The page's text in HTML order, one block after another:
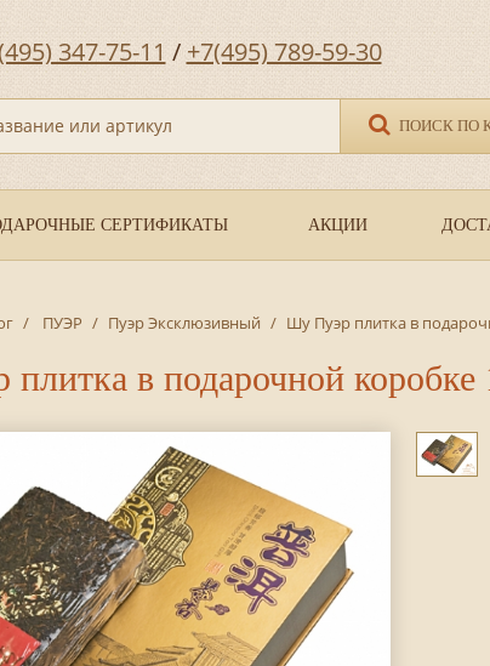
347-75-11 / +7(495) 789-59-30
или артикул ПОИСК ПО
СЕРТИФИКАТЫ АКЦИИ
/ ПУЭР / Пуэр Эксклюзивный / Шу Пуэр плитка в
в подарочной коробке